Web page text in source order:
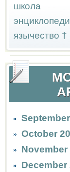
школа
язычество †
October
November
December